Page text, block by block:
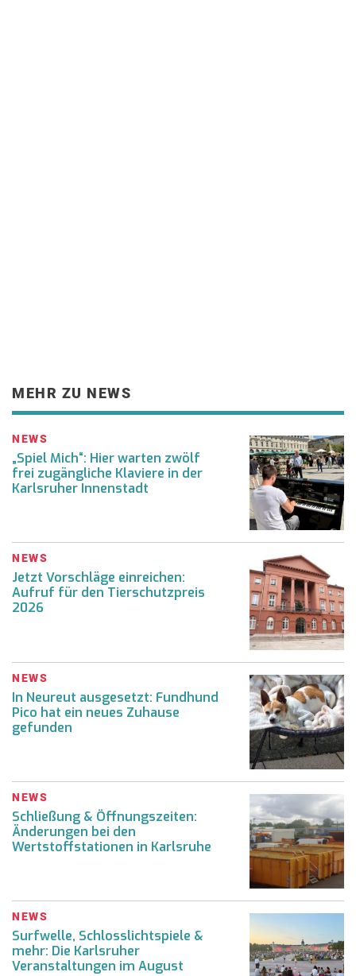
MEHR ZU NEWS
NEWS
„Spiel Mich“: Hier warten zwölf
frei zugängliche Klaviere in der
Karlsruher Innenstadt
NEWS
Jetzt Vorschläge einreichen:
Aufruf für den Tierschutzpreis
2026
NEWS
In Neureut ausgesetzt: Fundhund
Pico hat ein neues Zuhause
gefunden
NEWS
Schließung & Öffnungszeiten:
Änderungen bei den
Wertstoffstationen in Karlsruhe
NEWS
Surfwelle, Schlosslichtspiele &
mehr: Die Karlsruher
Veranstaltungen im August